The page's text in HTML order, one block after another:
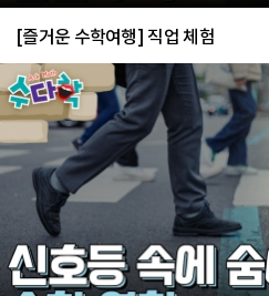
[즐거운 수학여행] 직업 체험